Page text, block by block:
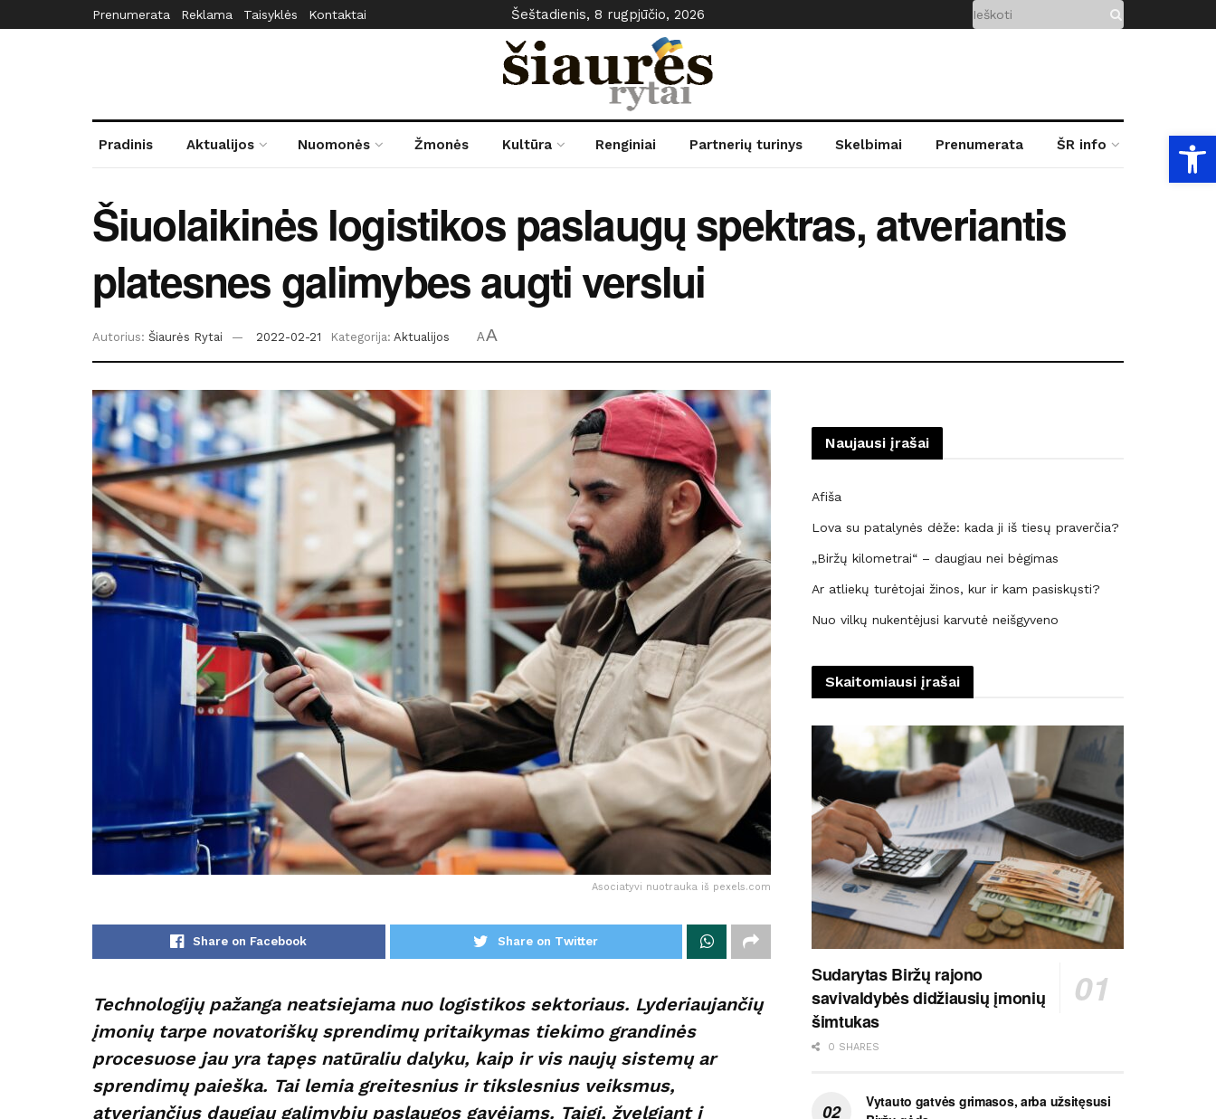
Prenumerata Reklama Taisyklės Kontaktai Šeštadienis, 8 rugpjūčio, 2026
Pradinis Aktualijos Nuomonės Žmonės Kultūra Renginiai Partnerių turinys Skelbimai Prenumerata ŠR info
Šiuolaikinės logistikos paslaugų spektras, atveriantis
platesnes galimybes augti verslui
Autorius: Šiaurės Rytai 2022-02-21 Kategorija: Aktualijos AA
Asociatyvi nuotrauka iš pexels.com
Share on Facebook Share on Twitter
Technologijų pažanga neatsiejama nuo logistikos sektoriaus. Lyderiaujančių
įmonių tarpe novatoriškų sprendimų pritaikymas tiekimo grandinės
procesuose jau yra tapęs natūraliu dalyku, kaip ir vis naujų sistemų ar
sprendimų paieška. Tai lemia greitesnius ir tikslesnius veiksmus,
atveriančius daugiau galimybių paslaugos gavėjams. Taigi, žvelgiant į
Naujausi įrašai
Afiša
Lova su patalynės dėže: kada ji iš tiesų praverčia?
„Biržų kilometrai“ – daugiau nei bėgimas
Ar atliekų turėtojai žinos, kur ir kam pasiskųsti?
Nuo vilkų nukentėjusi karvutė neišgyveno
Skaitomiausi įrašai
Sudarytas Biržų rajono
savivaldybės didžiausių įmonių
šimtukas
0 SHARES
Vytauto gatvės grimasos, arba užsitęsusi